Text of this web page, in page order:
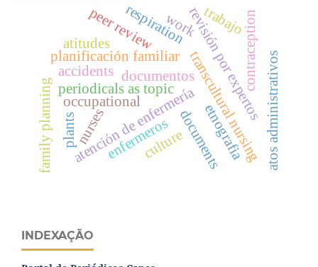
documentos
periodicals as topic
revisión por expertos
transcultural nursing
atención de enfermería
family planning
contraception
planificación familiar atos administrativos
peer review
documents
nursesenfermeros
accidents
occupational
respiration
etnografia
atitudes
culture
plants
worktrabajo
INDEXAÇÃO